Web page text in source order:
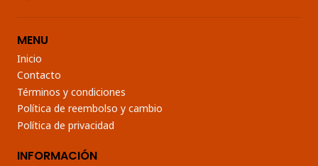
MENU
Inicio
Contacto
Términos y condiciones
Política de reembolso y cambio
Política de privacidad
INFORMACIÓN